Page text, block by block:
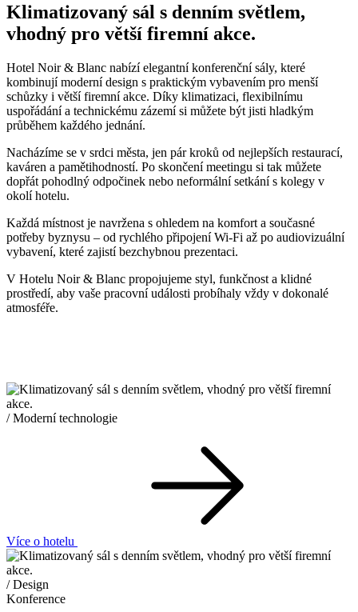
Klimatizovaný sál s denním světlem,
vhodný pro větší firemní akce.
Hotel Noir & Blanc nabízí elegantní konferenční sály, které
kombinují moderní design s praktickým vybavením pro menší
schůzky i větší firemní akce. Díky klimatizaci, flexibilnímu
uspořádání a technickému zázemí si můžete být jisti hladkým
průběhem každého jednání.
Nacházíme se v srdci města, jen pár kroků od nejlepších restaurací,
kaváren a pamětihodností. Po skončení meetingu si tak můžete
dopřát pohodlný odpočinek nebo neformální setkání s kolegy v
okolí hotelu.
Každá místnost je navržena s ohledem na komfort a současné
potřeby byznysu – od rychlého připojení Wi-Fi až po audiovizuální
vybavení, které zajistí bezchybnou prezentaci.
V Hotelu Noir & Blanc propojujeme styl, funkčnost a klidné
prostředí, aby vaše pracovní události probíhaly vždy v dokonalé
atmosféře.
/ Moderní technologie
Více o hotelu
/ Design
Konference